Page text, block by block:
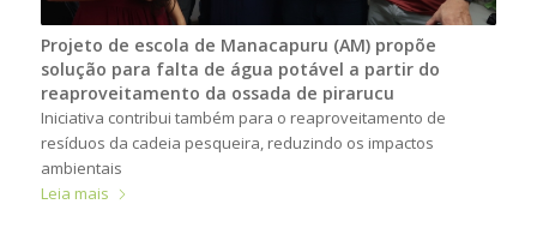
Projeto de escola de Manacapuru (AM) propõe
solução para falta de água potável a partir do
reaproveitamento da ossada de pirarucu
Iniciativa contribui também para o reaproveitamento de
resíduos da cadeia pesqueira, reduzindo os impactos
ambientais
Leia mais